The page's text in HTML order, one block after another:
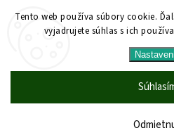
Tento web používa súbory cookie.
vyjadrujete súhlas s ich
Jedlom k
Upraviť
Shoptet |